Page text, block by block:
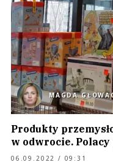
MAGDA
Produkty
w odwrocie. Polacy
06.09.2022 / 09:31